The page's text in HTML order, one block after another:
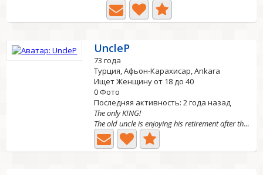
UncleP
73 года
Турция, Афьон-Карахисар, Ankara
Ищет Женщину от 18 до 40
0 Фото
Последняя активность: 2 года назад
The only KING!
The old uncle is enjoying his retirement after the all...